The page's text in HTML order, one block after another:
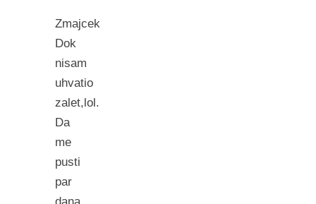
Zmajcek
Dok
nisam
uhvatio
zalet,lol.
Da
me
pusti
par